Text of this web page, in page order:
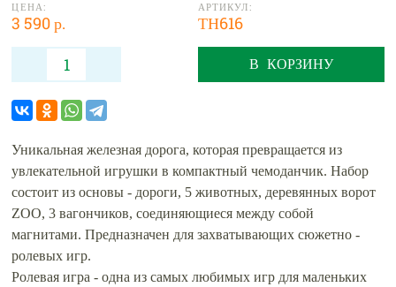
ЦЕНА:
3 590 р.
АРТИКУЛ:
ТН616
В КОРЗИНУ
Уникальная железная дорога, которая превращается из
увлекательной игрушки в компактный чемоданчик. Набор
состоит из основы - дороги, 5 животных, деревянных ворот
ZOO, 3 вагончиков, соединяющиеся между собой
магнитами. Предназначен для захватывающих сюжетно -
ролевых игр.
Ролевая игра - одна из самых любимых игр для маленьких